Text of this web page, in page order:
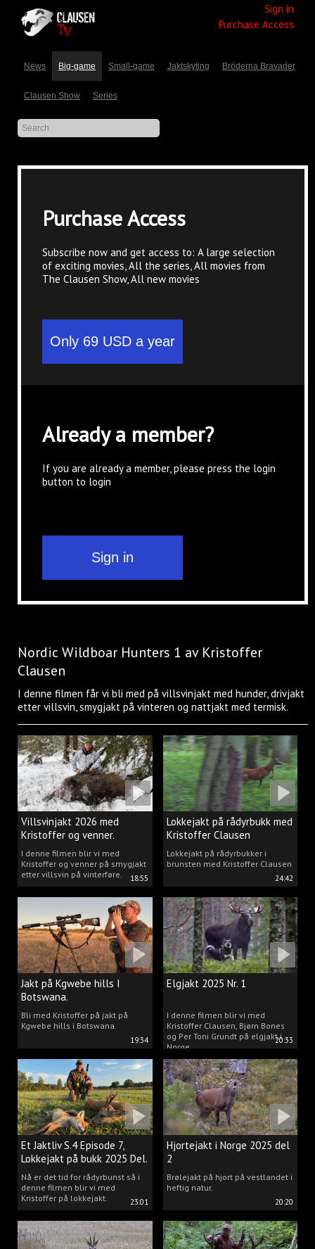
Sign in
Purchase Access
News Big-game Small-game Jaktskyting Bröderna Bravader
Clausen Show Series
Purchase Access
Subscribe now and get access to: A large selection
of exciting movies, All the series, All movies from
The Clausen Show, All new movies
Already a member?
If you are already a member, please press the login
button to login
Nordic Wildboar Hunters 1 av Kristoffer
Clausen
I denne filmen får vi bli med på villsvinjakt med hunder, drivjakt
etter villsvin, smygjakt på vinteren og nattjakt med termisk.
18:55
Villsvinjakt 2026 med
Kristoffer og venner.
I denne filmen blir vi med
Kristoffer og venner på smygjakt
etter villsvin på vinterføre.
24:42
Lokkejakt på rådyrbukk med
Kristoffer Clausen
Lokkejakt på rådyrbukker i
brunsten med Kristoffer Clausen
19:34
Jakt på Kgwebe hills I
Botswana.
Bli med Kristoffer på jakt på
Kgwebe hills i Botswana.
20:33
Elgjakt 2025 Nr. 1
I denne filmen blir vi med
Kristoffer Clausen, Bjørn Bones
og Per Toni Grundt på elgjakt i
Norge.
23:01
Et Jaktliv S.4 Episode 7,
Lokkejakt på bukk 2025 Del.
2
Nå er det tid for rådyrbunst så i
denne filmen blir vi med
Kristoffer på lokkejakt.
20:20
Hjortejakt i Norge 2025 del
2
Brølejakt på hjort på vestlandet i
heftig natur.